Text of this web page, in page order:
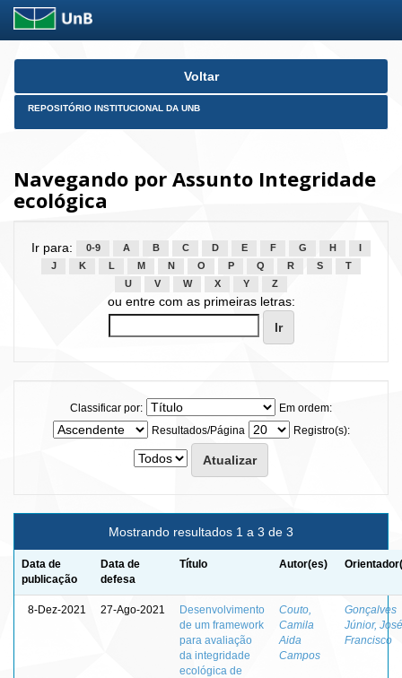
Skip
Voltar
REPOSITÓRIO INSTITUCIONAL DA UNB
Navegando por Assunto Integridade
ecológica
Ir para: 0-9 A B C D E F G H
J
K L M N O P Q R S
T
U
V W X Y Z
ou entre com as primeiras letras:
Classificar por:
Em ordem:
Resultados/Página
Registro(s):
Mostrando resultados 1 a 3 de 3
Data de
publicação
Data de
defesa
Título Autor(es)
8-Dez-2021 27-Ago-2021
Desenvolvimento
de um framework
para avaliação
da integridade
ecológica de
Couto,
Camila
Aida
Campos
Gonçalves
Júnior, José
Francisco